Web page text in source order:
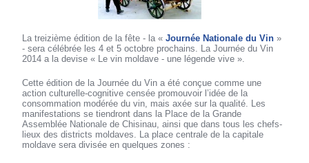
La treizième édition de la fête - la «Journée Nationale du Vin »
- sera célébrée les 4 et 5 octobre prochains. La Journée du Vin
2014 a la devise « Le vin moldave - une légende vive ».
Cette édition de la Journée du Vin a été conçue comme une
action culturelle-cognitive censée promouvoir l’idée de la
consommation modérée du vin, mais axée sur la qualité. Les
manifestations se tiendront dans la Place de la Grande
Assemblée Nationale de Chisinau, ainsi que dans tous les chefs-
lieux des districts moldaves. La place centrale de la capitale
moldave sera divisée en quelques zones :